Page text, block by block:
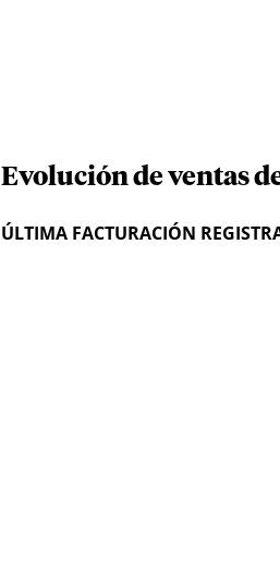
Evolución de ventas
ÚLTIMA FACTURACIÓN